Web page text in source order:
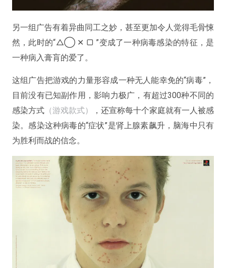
另一组广告有着异曲同工之妙，甚至更加令人觉得毛骨悚
然，此时的“△◯ ✕ ▢ ”变成了一种病毒感染的特征，是
一种病入膏肓的爱了。
这组广告把游戏的力量形容成一种无人能幸免的“病毒”，
目前没有已知副作用，影响力极广，有超过300种不同的
感染方式（游戏款式）
，还宣称每十个家庭就有一人被感
染。感染这种病毒的“症状”是肾上腺素飙升，脑海中只有
为胜利而战的信念。